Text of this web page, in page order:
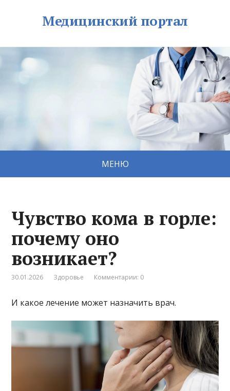
Медицинский портал
МЕНЮ
Чувство кома в горле:
почему оно
возникает?
30.01.2026 Здоровье Комментарии: 0
И какое лечение может назначить врач.